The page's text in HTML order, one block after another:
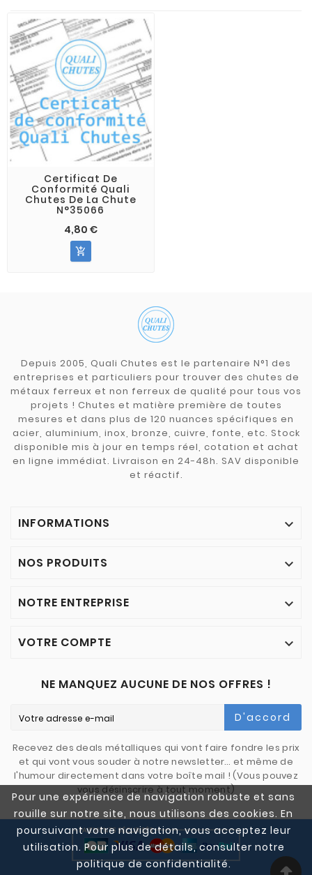
Pour une expérience de navigation robuste et sans
rouille sur notre site, nous utilisons des cookies. En
poursuivant votre navigation, vous acceptez leur
utilisation. Pour plus de détails, consulter notre
politique de confidentialité.
Certificat De
Conformité Quali
Chutes De La Chute
N°35066
4,80 €

Depuis 2005, Quali Chutes est le partenaire N°1 des
entreprises et particuliers pour trouver des chutes de
métaux ferreux et non ferreux de qualité pour tous vos
projets ! Chutes et matière première de toutes
mesures et dans plus de 120 nuances spécifiques en
acier, aluminium, inox, bronze, cuivre, fonte, etc. Stock
disponible mis à jour en temps réel, cotation et achat
en ligne immédiat. Livraison en 24-48h. SAV disponible
et réactif.
INFORMATIONS 
NOS PRODUITS 
NOTRE ENTREPRISE 
VOTRE COMPTE 
NE MANQUEZ AUCUNE DE NOS OFFRES !
D'accord
Recevez des deals métalliques qui vont faire fondre les prix
et qui vont vous souder à notre newsletter… et même de
l'humour directement dans votre boîte mail ! (Vous pouvez
vous désinscrire à tout moment)